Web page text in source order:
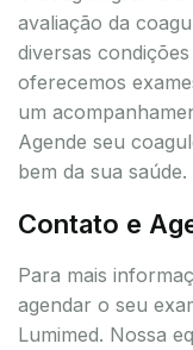
avaliação da
diversas
oferecemos
um
Agende seu
bem da sua saúde.
Contato e
Para mais
agendar o seu
Lumimed. Nossa